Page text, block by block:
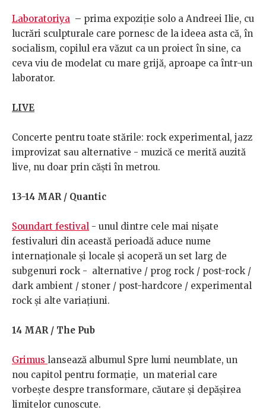
Laboratoriya – prima expoziție solo a Andreei Ilie, cu
lucrări sculpturale care pornesc de la ideea asta că, în
socialism, copilul era văzut ca un proiect în sine, ca
ceva viu de modelat cu mare grijă, aproape ca într-un
laborator.
LIVE
Concerte pentru toate stările: rock experimental, jazz
improvizat sau alternative - muzică ce merită auzită
live, nu doar prin căști în metrou.
13-14 MAR / Quantic
Soundart festival - unul dintre cele mai nișate
festivaluri din această perioadă aduce nume
internaționale și locale și acoperă un set larg de
subgenuri rock - alternative / prog rock / post-rock /
dark ambient / stoner / post-hardcore / experimental
rock și alte variațiuni.
14 MAR / The Pub
Grimus lansează albumul Spre lumi neumblate, un
nou capitol pentru formație, un material care
vorbește despre transformare, căutare și depășirea
limitelor cunoscute.